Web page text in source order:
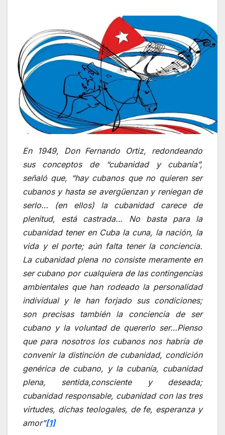
En 1949, Don Fernando Ortiz, redondeando
sus conceptos de “cubanidad y cubanía”,
señaló que, “hay cubanos que no quieren ser
cubanos y hasta se avergüenzan y reniegan de
serlo… (en ellos) la cubanidad carece de
plenitud, está castrada… No basta para la
cubanidad tener en Cuba la cuna, la nación, la
vida y el porte; aún falta tener la conciencia.
La cubanidad plena no consiste meramente en
ser cubano por cualquiera de las contingencias
ambientales que han rodeado la personalidad
individual y le han forjado sus condiciones;
son precisas también la conciencia de ser
cubano y la voluntad de quererlo ser…Pienso
que para nosotros los cubanos nos habría de
convenir la distinción de cubanidad, condición
genérica de cubano, y la cubanía, cubanidad
plena, sentida,consciente y deseada;
cubanidad responsable, cubanidad con las tres
virtudes, dichas teologales, de fe, esperanza y
amor”[1]